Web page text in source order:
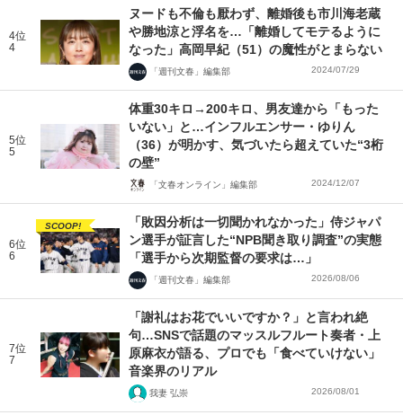
4位
4
ヌードも不倫も厭わず、離婚後も市川海老蔵
や勝地涼と浮名を…「離婚してモテるように
なった」高岡早紀（51）の魔性がとまらない
「週刊文春」編集部 2024/07/29
5位
5
体重30キロ→200キロ、男友達から「もった
いない」と…インフルエンサー・ゆりん
（36）が明かす、気づいたら超えていた“3桁
の壁”
「文春オンライン」編集部 2024/12/07
6位
6
SCOOP!
「敗因分析は一切聞かれなかった」侍ジャパ
ン選手が証言した“NPB聞き取り調査”の実態
「選手から次期監督の要求は…」
「週刊文春」編集部 2026/08/06
7位
7
「謝礼はお花でいいですか？」と言われ絶
句…SNSで話題のマッスルフルート奏者・上
原麻衣が語る、プロでも「食べていけない」
音楽界のリアル
我妻 弘崇 2026/08/01